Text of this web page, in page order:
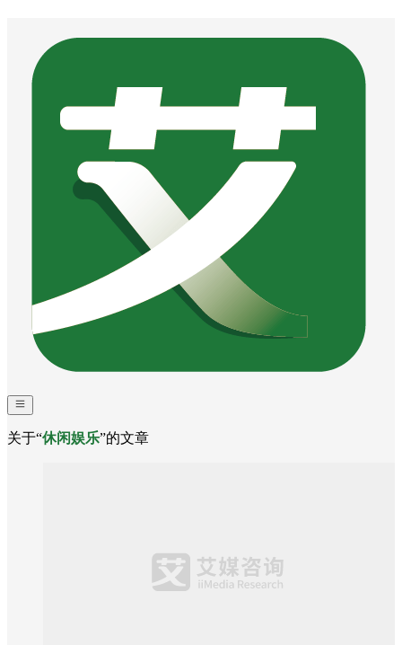
关于“休闲娱乐”的文章